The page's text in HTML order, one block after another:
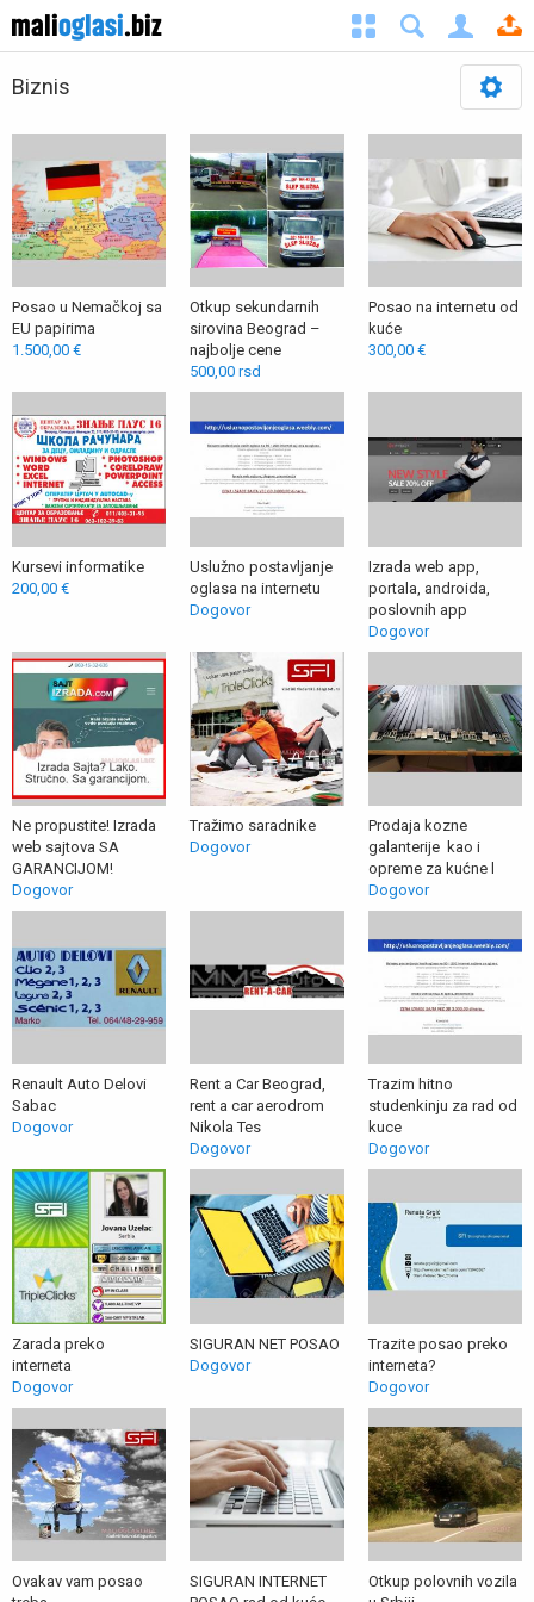
Biznis
Posao u Nemačkoj sa
EU papirima
1.500,00 €
Otkup sekundarnih
sirovina Beograd –
najbolje cene
500,00 rsd
Posao na internetu od
kuće
300,00 €
Kursevi informatike
200,00 €
Uslužno postavljanje
oglasa na internetu
Dogovor
Izrada web app,
portala, androida,
poslovnih app
Dogovor
Ne propustite! Izrada
web sajtova SA
GARANCIJOM!
Dogovor
Tražimo saradnike
Dogovor
Prodaja kozne
galanterije kao i
opreme za kućne l
Dogovor
Renault Auto Delovi
Sabac
Dogovor
Rent a Car Beograd,
rent a car aerodrom
Nikola Tes
Dogovor
Trazim hitno
studenkinju za rad od
kuce
Dogovor
Zarada preko
interneta
Dogovor
SIGURAN NET POSAO
Dogovor
Trazite posao preko
interneta?
Dogovor
Ovakav vam posao
SIGURAN INTERNET
Otkup polovnih vozila